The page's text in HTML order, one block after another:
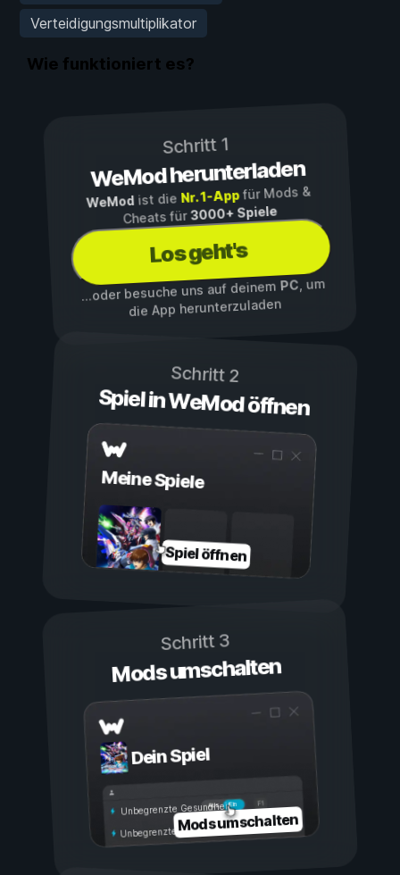
Verteidigungsmultiplikator
Wie funktioniert es?
Schritt 1
WeMod herunterladen
WeMod ist die Nr. 1-Appfür Mods &
Cheats für3000+ Spiele
Los geht's
...oder besuche uns auf deinemPC, um
die App herunterzuladen
Schritt 2
Spiel in WeMod öffnen
Meine Spiele
Spiel öffnen
Schritt 3
Mods umschalten
Dein Spiel
Ein
Aus
Unbegrenzte Gesundheit
Unbegrenzte AusdauerMods umschalten